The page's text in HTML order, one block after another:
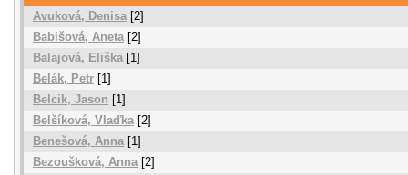
Avuková, Denisa [2]
Babišová, Aneta[2]
Balajová, Eliška [1]
Belák, Petr [1]
Belcik, Jason [1]
Belšíková, Vlaďka[2]
Benešová, Anna [1]
Bezoušková, Anna[2]